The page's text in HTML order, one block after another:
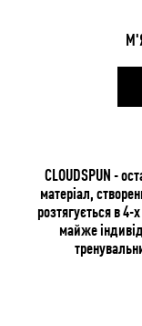
CLOUDSPUN -
матеріал,
розтягується в 4-
майже